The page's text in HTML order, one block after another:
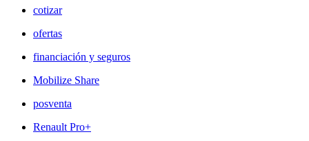
cotizar
ofertas
financiación y seguros
Mobilize Share
posventa
Renault Pro+